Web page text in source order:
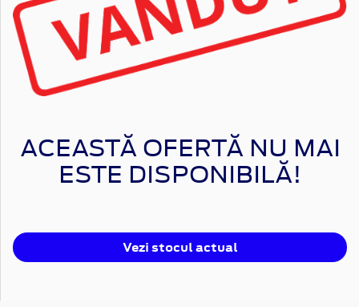
ACEASTĂ OFERTĂ NU MAI
ESTE DISPONIBILĂ!
Vezi stocul actual